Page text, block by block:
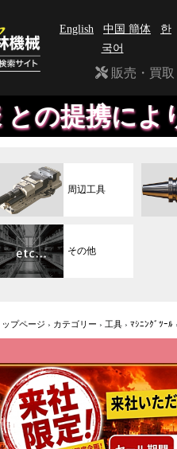
English 中国 簡体
한
국어
販売・買取
産総合保
周辺工具
その他
ップページ › カテゴリー › 工具 › ﾏｼﾆﾝｸﾞﾂｰﾙ ›